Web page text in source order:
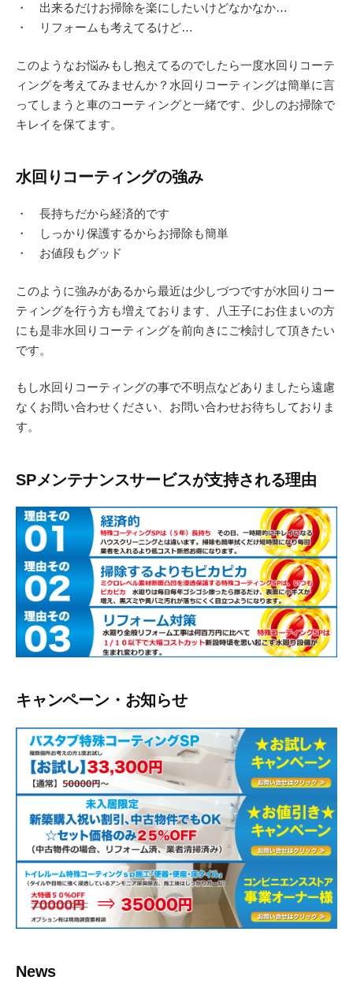
・ 出来るだけお掃除を楽にしたいけどなかなか…
・ リフォームも考えてるけど…
このようなお悩みもし抱えてるのでしたら一度水回りコーテ
ィングを考えてみませんか？水回りコーティングは簡単に言
ってしまうと車のコーティングと一緒です、少しのお掃除で
キレイを保てます。
水回りコーティングの強み
・ 長持ちだから経済的です
・ しっかり保護するからお掃除も簡単
・ お値段もグッド
このように強みがあるから最近は少しづつですが水回りコー
ティングを行う方も増えております、八王子にお住まいの方
にも是非水回りコーティングを前向きにご検討して頂きたい
です。
もし水回りコーティングの事で不明点などありましたら遠慮
なくお問い合わせください、お問い合わせお待ちしておりま
す。
SPメンテナンスサービスが支持される理由
キャンペーン・お知らせ
News